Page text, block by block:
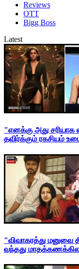
Reviews
OTT
Bigg Boss
Latest
"எனக்கு அது
தவிர்க்கும் ரகசியம்
"விவாகரத்து மனுவை
வந்தது